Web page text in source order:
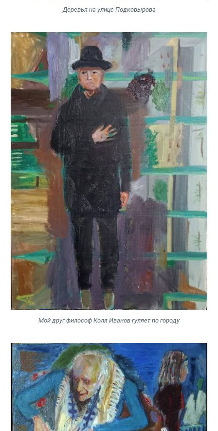
Деревья на улице Подковырова
Мой друг философ Коля Иванов гуляет по городу